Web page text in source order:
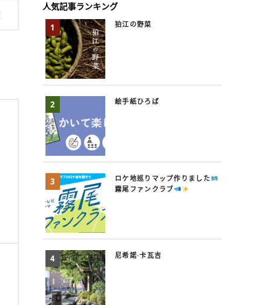
人気記事ランキング
狛江の野菜
絵手紙ひろば
ロケ地巡りマップ作りました
霧尾ファンクラブ
尼希諾·卡瓦吉